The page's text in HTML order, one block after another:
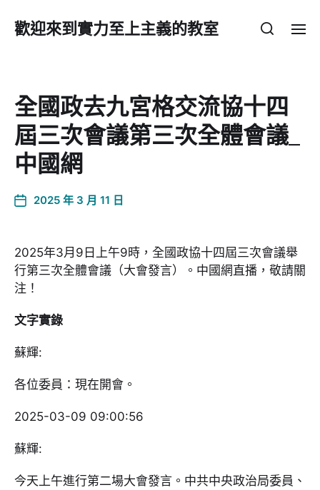
歡迎來到實力至上主義的教室
全國政去九宮格交流協十四
屆三次會議第三次全體會議_
中國網
2025 年 3 月 11 日
2025年3月9日上午9時，全國政協十四屆三次會議舉
行第三次全體會議（大會發言）。中國網直播，敬請關
注！
文字實錄
蘇輝:
各位委員：現在開會。
2025-03-09 09:00:56
蘇輝:
今天上午進行第二場大會發言。中共中央政治局委員、